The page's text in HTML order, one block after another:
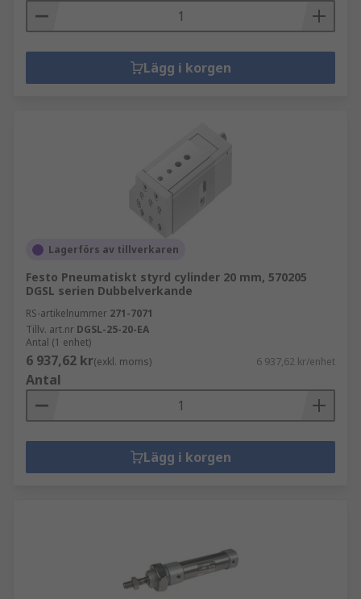
Lägg i korgen
Lagerförs av tillverkaren
Festo Pneumatiskt styrd cylinder 20 mm, 570205
DGSL serien Dubbelverkande
RS-artikelnummer 271-7071
Tillv. art.nr DGSL-25-20-EA
Antal (1 enhet)
6 937,62 kr(exkl. moms) 6 937,62 kr/enhet
Antal
Lägg i korgen